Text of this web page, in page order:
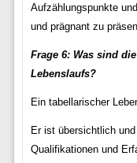
Aufzählungspunkte
und prägnant zu
Frage 6: Was sind
Lebenslaufs?
Ein tabellarischer
Er ist übersichtlich
Qualifikationen und